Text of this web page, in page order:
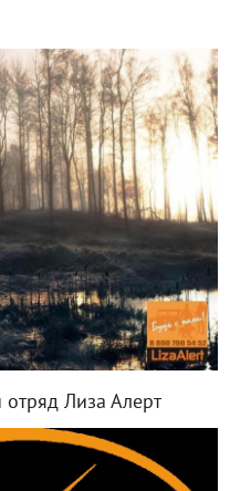
Лиза Алерт